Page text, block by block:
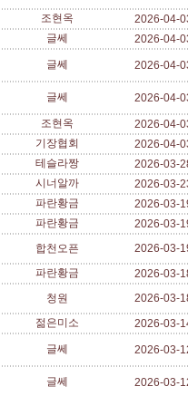
조현옥 2026-04-
글쎄 2026-04-
글쎄 2026-04-
글쎄 2026-04-
조현옥 2026-04-
기장협회 2026-04-
테슬라짱 2026-03-
시너알까 2026-03-
파란황금 2026-03-
파란황금 2026-03-
합천오픈 2026-03-
파란황금 2026-03-
청원 2026-03-
젊은미소 2026-03-
글쎄 2026-03-
글쎄 2026-03-